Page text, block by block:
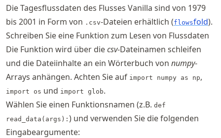
Die Tagesflussdaten des Flusses Vanilla sind von 1979
bis 2001 in Form von .csv-Dateien erhältlich (flowsfold).
Schreiben Sie eine Funktion zum Lesen von Flussdaten
Die Funktion wird über diecsv-Dateinamen schleifen
und die Dateiinhalte an ein Wörterbuch von numpy-
Arrays anhängen. Achten Sie auf import numpy as np,
import os und import glob.
Wählen Sie einen Funktionsnamen (z.B. def
read_data(args): ) und verwenden Sie die folgenden
Eingabeargumente: